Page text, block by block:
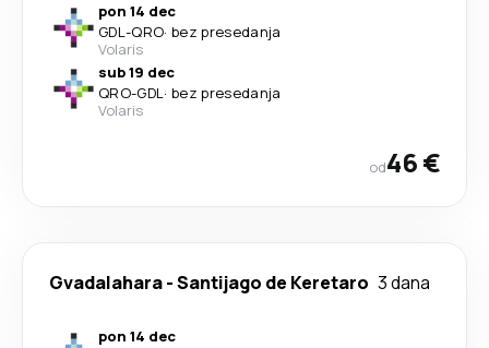
pon 14 dec
GDL-QRO· bez presedanja
Volaris
sub 19 dec
QRO-GDL· bez presedanja
Volaris
od46 €
Gvadalahara-Santijago de Keretaro 3 dana
pon 14 dec